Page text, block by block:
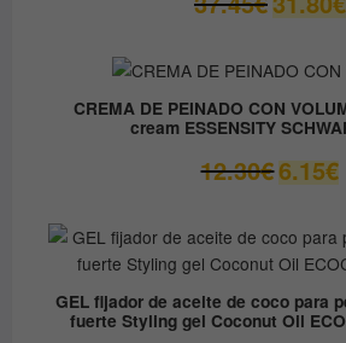
precio
era:
37.45€.
CREMA DE PEINADO CON
cream ESSENSITY
12.30€El
precio
era:
12.30€.
6.15€El
GEL fijador de aceite de coco para
fuerte Styling gel Coconut Oil